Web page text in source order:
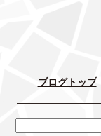
ブログトップ